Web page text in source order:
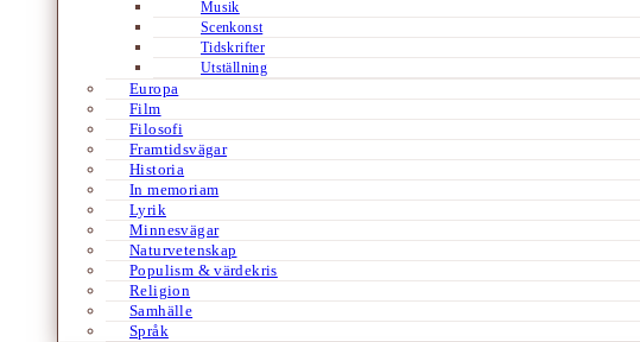
Musik
Scenkonst
Tidskrifter
Utställning
Europa
Film
Filosofi
Framtidsvägar
Historia
In memoriam
Lyrik
Minnesvägar
Naturvetenskap
Populism & värdekris
Religion
Samhälle
Språk